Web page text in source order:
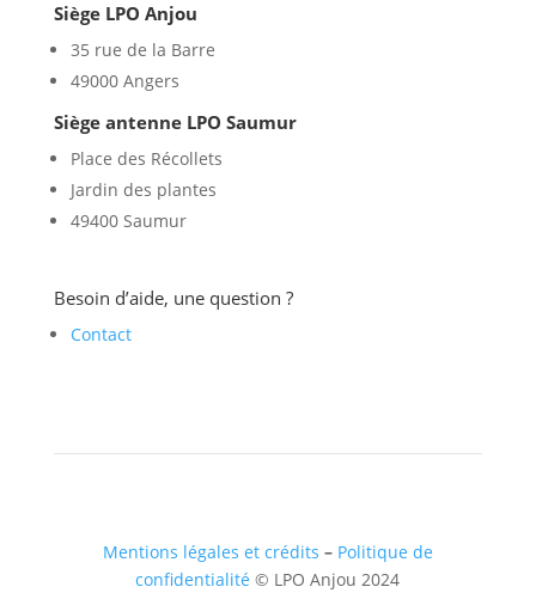
Siège LPO Anjou
35 rue de la Barre
49000 Angers
Siège antenne LPO Saumur
Place des Récollets
Jardin des plantes
49400 Saumur
Besoin d’aide, une question ?
Contact
Mentions légales et crédits – Politique de
confidentialité © LPO Anjou 2024